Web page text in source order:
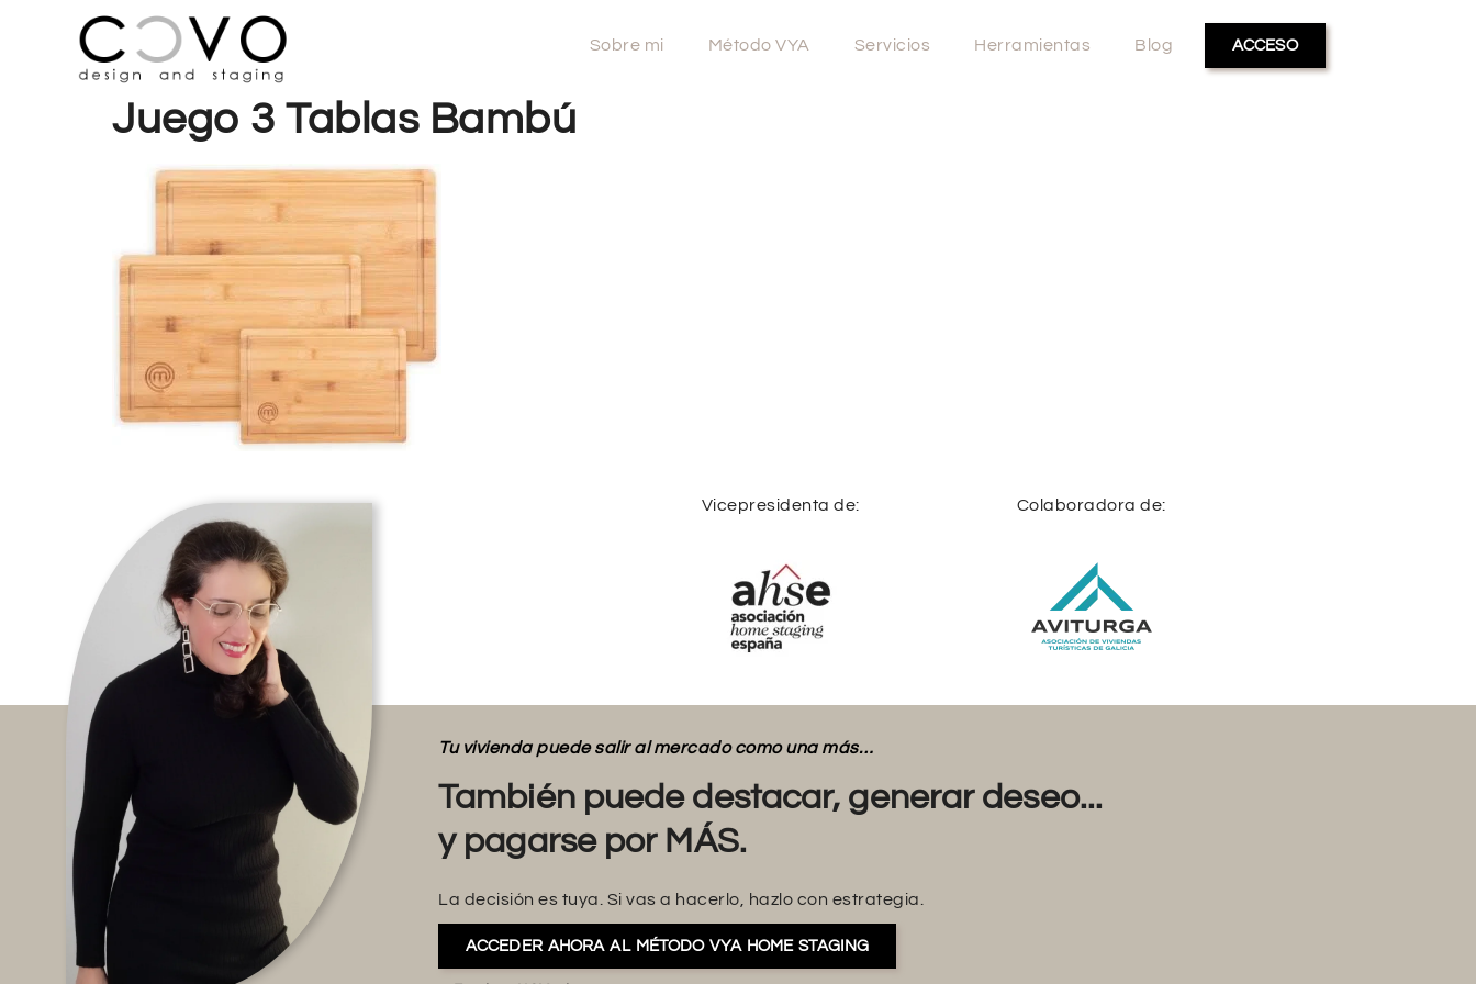
Sobre mi Método VYA Servicios Herramientas Blog ACCESO
Juego 3 Tablas Bambú
Vicepresidenta de: Colaboradora de:
Tu vivienda puede salir al mercado como una más…
También puede destacar, generar deseo...
y pagarse por MÁS.
La decisión es tuya. Si vas a hacerlo, hazlo con estrategia.
ACCEDER AHORA AL MÉTODO VYA HOME STAGING